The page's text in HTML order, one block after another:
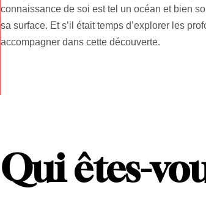
connaissance de soi est tel un océan et bien
sa surface. Et s’il était temps d’explorer les
accompagner dans cette découverte.
Qui êtes-